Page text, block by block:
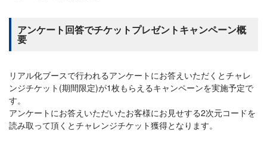
アンケート回答でチケットプレゼントキャンペーン概
要
リアル化ブースで行われるアンケートにお答えいただくとチャレ
ンジチケット(期間限定)が1枚もらえるキャンペーンを実施予定で
す。
アンケートにお答えいただいたお客様にお見せする2次元コードを
読み取って頂くとチャレンジチケット獲得となります。